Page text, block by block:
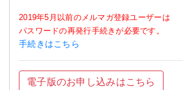
2019年5月以前のメルマガ登録ユーザーは
パスワードの再発行手続きが必要です。
手続きはこちら
電子版のお申し込みはこちら